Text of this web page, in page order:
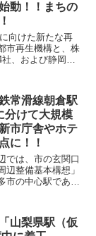
動！！まちの
向けた新たな再
市再生機構と、株
、および静岡県
常滑線朝倉駅
分けて大規模
市庁舎やホテ
に！！
では、市の玄関口
整備基本構想」
市の中心駅である
山梨県駅（仮